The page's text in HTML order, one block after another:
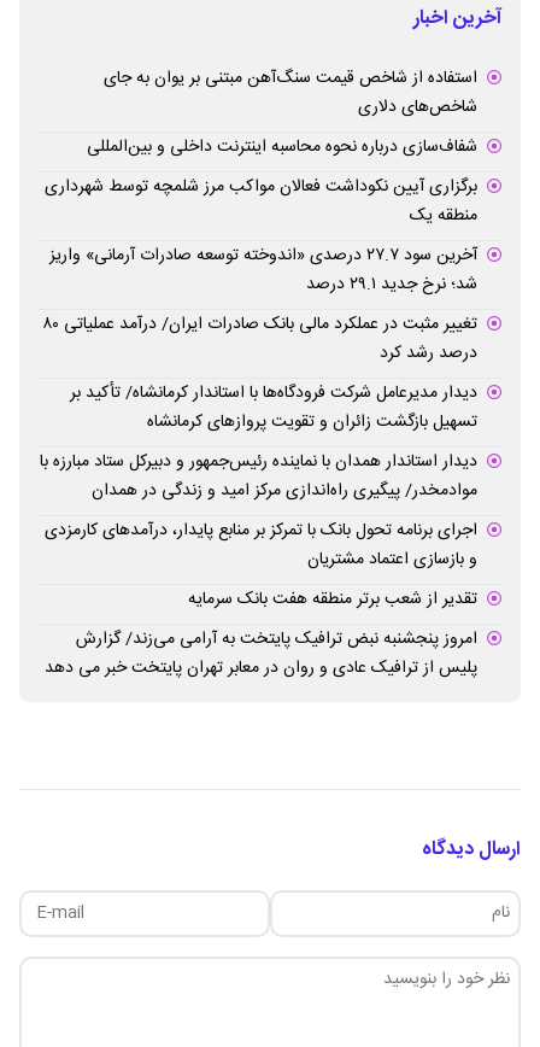
آخرین اخبار
استفاده از شاخص قیمت سنگ‌آهن مبتنی بر یوان به جای
شاخص‌های دلاری
شفاف‌سازی درباره نحوه محاسبه اینترنت داخلی و بین‌المللی
برگزاری آیین نکوداشت فعالان مواکب مرز شلمچه توسط شهرداری
منطقه یک
آخرین سود ۲۷.۷ درصدی «اندوخته توسعه صادرات آرمانی» واریز
شد؛ نرخ جدید ۲۹.۱ درصد
تغییر مثبت در عملکرد مالی بانک صادرات ایران/ درآمد عملیاتی ۸۰
درصد رشد کرد
دیدار مدیرعامل شرکت فرودگاه‌ها با استاندار کرمانشاه/ تأکید بر
تسهیل بازگشت زائران و تقویت پروازهای کرمانشاه
دیدار استاندار همدان با نماینده رئیس‌جمهور و دبیرکل ستاد مبارزه با
موادمخدر/ پیگیری راه‌اندازی مرکز امید و زندگی در همدان
اجرای برنامه تحول بانک با تمرکز بر منابع پایدار، درآمدهای کارمزدی
و بازسازی اعتماد مشتریان
تقدیر از شعب برتر منطقه هفت بانک سرمایه
امروز پنجشنبه نبض ترافیک پایتخت به آرامی می‌زند/ گزارش
پلیس از ترافیک عادی و روان در معابر تهران پایتخت خبر می دهد
ارسال دیدگاه